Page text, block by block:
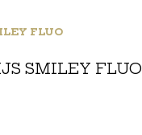
FLUO
SMILEY FLUO